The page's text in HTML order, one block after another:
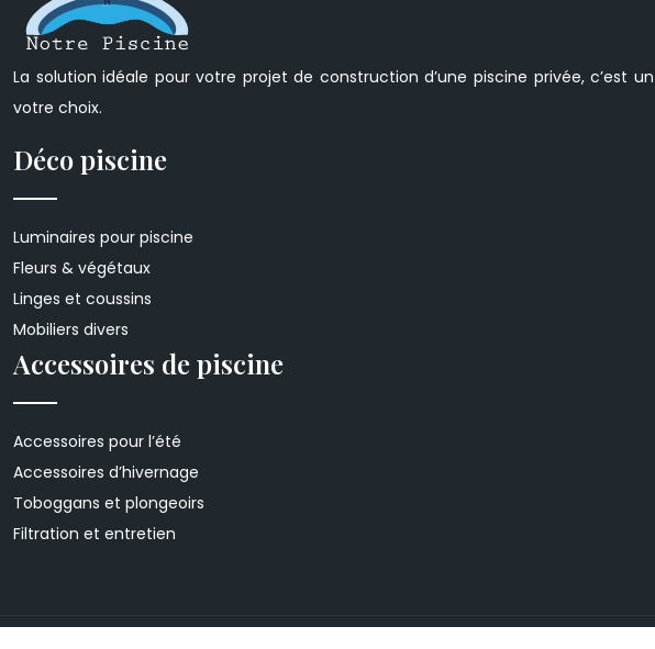
La solution idéale pour votre projet de construction d’une piscine privée, c’est
votre choix.
Déco piscine
Luminaires pour piscine
Fleurs & végétaux
Linges et coussins
Mobiliers divers
Accessoires de piscine
Accessoires pour l’été
Accessoires d’hivernage
Toboggans et plongeoirs
Filtration et entretien